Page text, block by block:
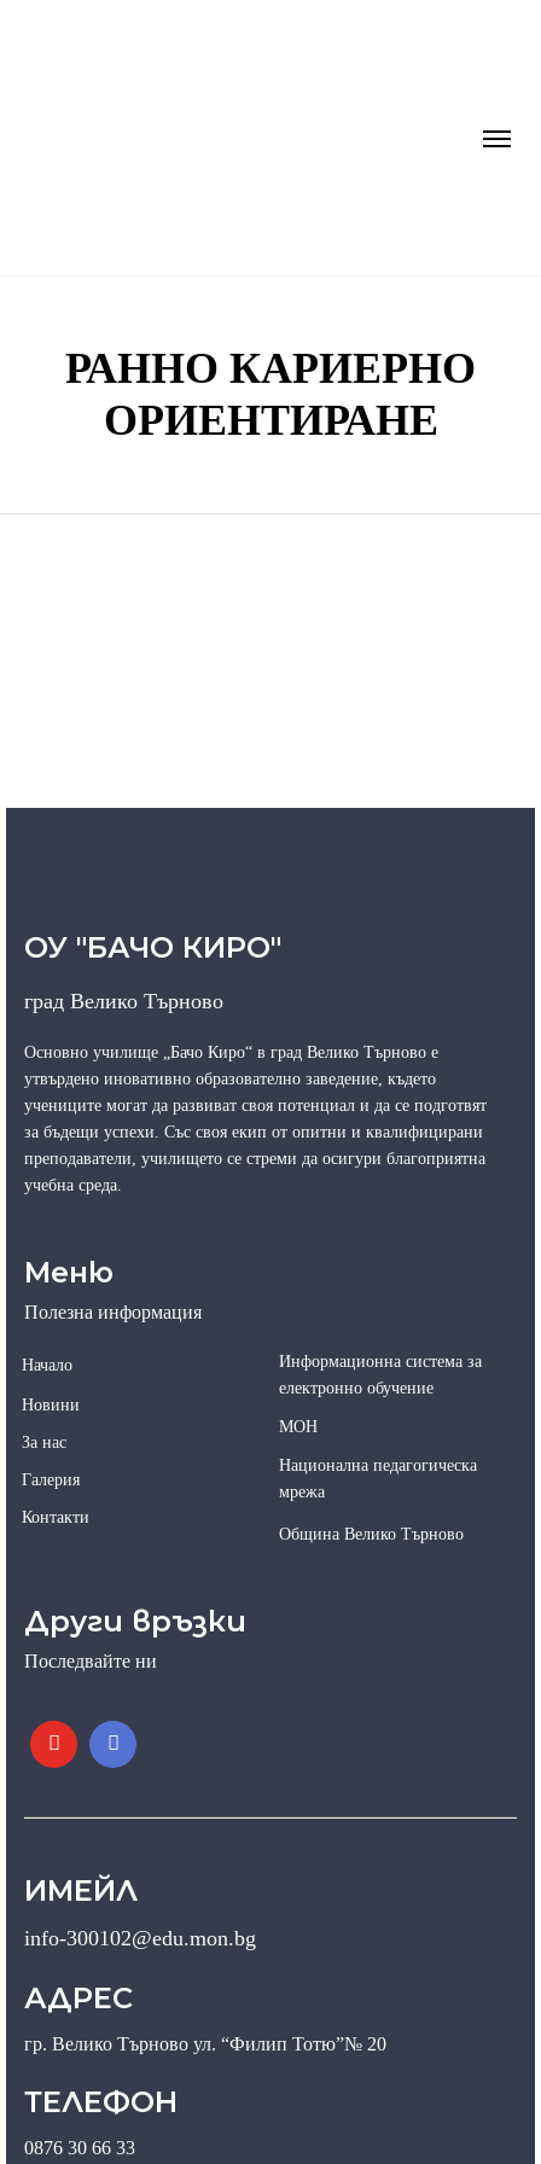
РАННО КАРИЕРНО
ОРИЕНТИРАНЕ
ОУ "БАЧО КИРО"
град Велико Търново
Основно училище „Бачо Киро“ в град Велико Търново е
утвърдено иновативно образователно заведение, където
учениците могат да развиват своя потенциал и да се подготвят
за бъдещи успехи. Със своя екип от опитни и квалифицирани
преподаватели, училището се стреми да осигури благоприятна
учебна среда.
Меню
Полезна информация
Начало
Новини
За нас
Галерия
Контакти
Информационна система за
електронно обучение
МОН
Национална педагогическа
мрежа
Община Велико Търново
Други връзки
Последвайте ни
ИМЕЙЛ
info-300102@edu.mon.bg
АДРЕС
гр. Велико Търново ул. “Филип Тотю”№ 20
ТЕЛЕФОН
0876 30 66 33